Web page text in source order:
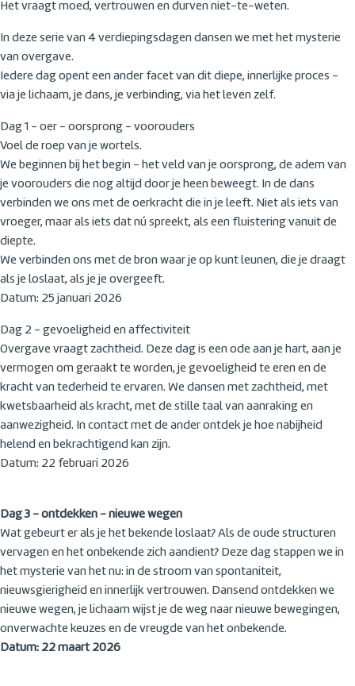
Het vraagt moed, vertrouwen en durven niet-te-weten.
In deze serie van 4 verdiepingsdagen dansen we met het mysterie
van overgave.
Iedere dag opent een ander facet van dit diepe, innerlijke proces -
via je lichaam, je dans, je verbinding, via het leven zelf.
Dag 1 - oer - oorsprong - voorouders
Voel de roep van je wortels.
We beginnen bij het begin - het veld van je oorsprong, de adem van
je voorouders die nog altijd door je heen beweegt. In de dans
verbinden we ons met de oerkracht die in je leeft. Niet als iets van
vroeger, maar als iets dat nú spreekt, als een fluistering vanuit de
diepte.
We verbinden ons met de bron waar je op kunt leunen, die je draagt
als je loslaat, als je je overgeeft.
Datum: 25 januari 2026
Dag 2 - gevoeligheid en affectiviteit
Overgave vraagt zachtheid. Deze dag is een ode aan je hart, aan je
vermogen om geraakt te worden, je gevoeligheid te eren en de
kracht van tederheid te ervaren. We dansen met zachtheid, met
kwetsbaarheid als kracht, met de stille taal van aanraking en
aanwezigheid. In contact met de ander ontdek je hoe nabijheid
helend en bekrachtigend kan zijn.
Datum: 22 februari 2026
Dag 3 - ontdekken - nieuwe wegen
Wat gebeurt er als je het bekende loslaat? Als de oude structuren
vervagen en het onbekende zich aandient? Deze dag stappen we in
het mysterie van het nu: in de stroom van spontaniteit,
nieuwsgierigheid en innerlijk vertrouwen. Dansend ontdekken we
nieuwe wegen, je lichaam wijst je de weg naar nieuwe bewegingen,
onverwachte keuzes en de vreugde van het onbekende.
Datum: 22 maart 2026